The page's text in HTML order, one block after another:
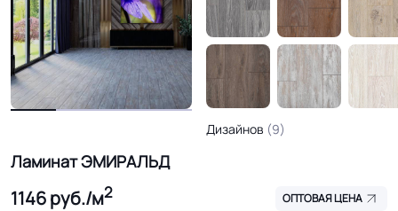
Ламинат ЭМИРАЛЬД
1146руб./м2 ОПТОВАЯ ЦЕНА
Дизайнов (9)